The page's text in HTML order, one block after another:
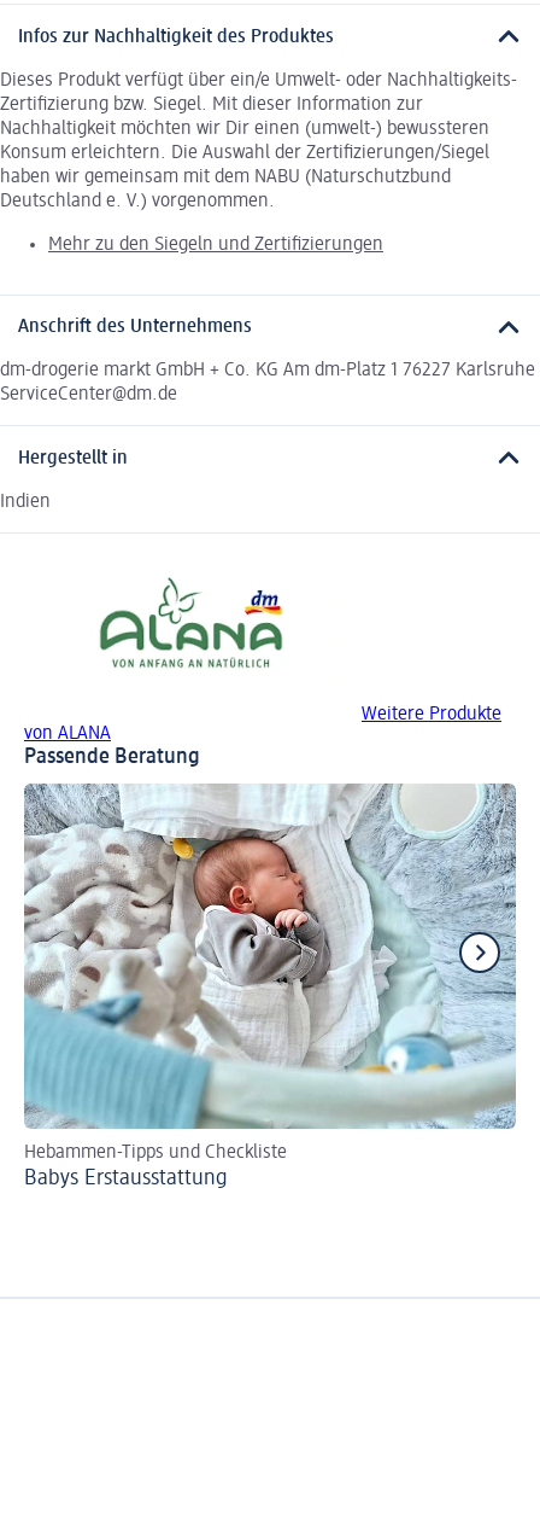
Infos zur Nachhaltigkeit des Produktes
Dieses Produkt verfügt über ein/e Umwelt- oder Nachhaltigkeits-
Zertifizierung bzw. Siegel. Mit dieser Information zur
Nachhaltigkeit möchten wir Dir einen (umwelt-) bewussteren
Konsum erleichtern. Die Auswahl der Zertifizierungen/Siegel
haben wir gemeinsam mit dem NABU (Naturschutzbund
Deutschland e. V.) vorgenommen.
Mehr zu den Siegeln und Zertifizierungen
Anschrift des Unternehmens
dm-drogerie markt GmbH + Co. KG Am dm-Platz 1 76227 Karlsruhe
ServiceCenter@dm.de
Hergestellt in
Indien
Weitere Produkte
von ALANA
Passende Beratung
Hebammen-Tipps und Checkliste
Babys Erst­aus­stattung